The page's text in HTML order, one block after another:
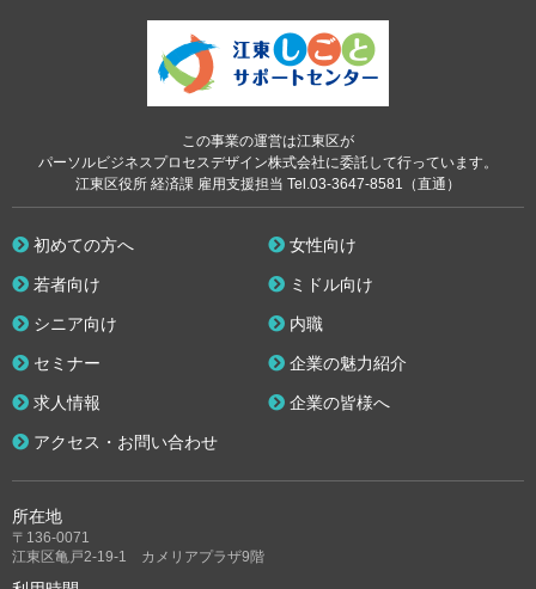
この事業の運営は江東区が
パーソルビジネスプロセスデザイン株式会社に委託して行っています。
江東区役所 経済課 雇用支援担当 Tel.03-3647-8581（直通）
所在地
〒136-0071
江東区亀戸2-19-1 カメリアプラザ9階
初めての方へ 女性向け
若者向け ミドル向け
シニア向け 内職
セミナー 企業の魅力紹介
求人情報 企業の皆様へ
アクセス・お問い合わせ